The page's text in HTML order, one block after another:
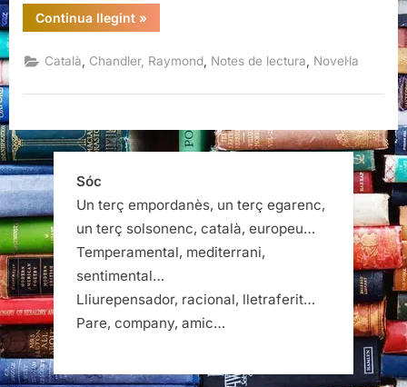
Continua llegint“Adéu,
nena,
Chandler”
»
Català Chandler, Raymond Notes de lectura Novel·la
Sóc
Un terç empordanès, un terç egarenc,
un terç solsonenc, català, europeu…
Temperamental, mediterrani,
sentimental…
Lliurepensador, racional, lletraferit…
Pare, company, amic…